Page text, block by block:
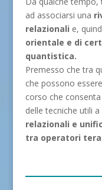
ad associarsi una
relazionali e,
orientale e di
quantistica.
Premesso che tra
che possono
corso che
delle tecniche utili
relazionali e
tra operatori